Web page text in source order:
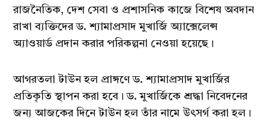
রাজনৈতিক, দেশ সেবা ও প্রশাসনিক কাজে বিশেষ অবদান
রাখা ব্যক্তিদের ড. শ্যামাপ্রসাদ মুখার্জি অ্যাক্সেলেন্স
অ্যাওয়ার্ড প্রদান করার পরিকল্পনা নেওয়া হয়েছে।
আগরতলা টাউন হল প্রাঙ্গণে ড. শ্যামাপ্রসাদ মুখার্জির
প্রতিকৃতি স্থাপন করা হবে। ড. মুখার্জিকে শ্রদ্ধা নিবেদনের
জন্য আজকের দিনে টাউন হল তাঁর নামে উৎসর্গ করা হল।